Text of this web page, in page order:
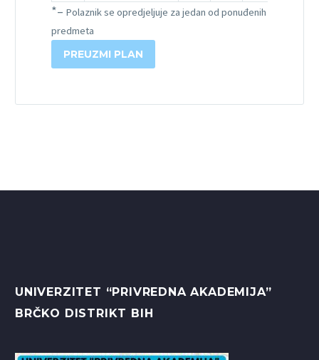
*– Polaznik se opredjeljuje za jedan od ponuđenih
predmeta
PREUZMI PLAN
UNIVERZITET “PRIVREDNA AKADEMIJA”
BRČKO DISTRIKT BIH